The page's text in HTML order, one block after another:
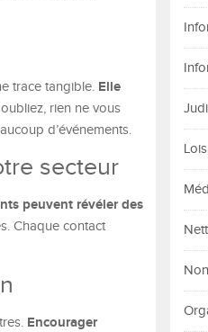
trace tangible. Elle
rien ne vous
d’événements.
secteur
peuvent révéler des
Chaque contact
Encourager